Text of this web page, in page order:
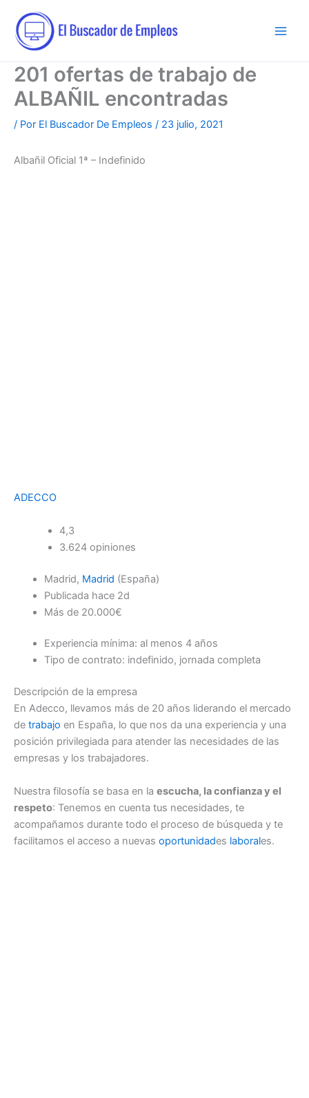
contenido
201 ofertas de trabajo de
ALBAÑIL encontradas
/ Por El Buscador De Empleos / 23 julio, 2021
Albañil Oficial 1ª – Indefinido
ADECCO
4,3
3.624 opiniones
Madrid, Madrid (España)
Publicada hace 2d
Más de 20.000€
Experiencia mínima: al menos 4 años
Tipo de contrato: indefinido, jornada completa
Descripción de la empresa
En Adecco, llevamos más de 20 años liderando el mercado
de trabajo en España, lo que nos da una experiencia y una
posición privilegiada para atender las necesidades de las
empresas y los trabajadores.
Nuestra filosofía se basa en la escucha, la confianza y el
respeto: Tenemos en cuenta tus necesidades, te
acompañamos durante todo el proceso de búsqueda y te
facilitamos el acceso a nuevas oportunidades laborales.